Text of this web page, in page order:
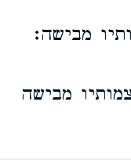
מבישה׃
מבישה